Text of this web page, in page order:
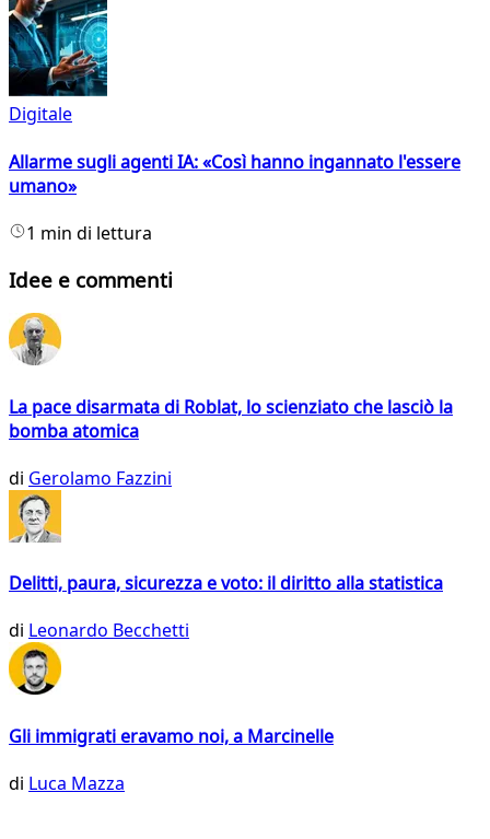
Digitale
Allarme sugli agenti IA: «Così hanno ingannato l'essere
umano»
1 min di lettura
Idee e commenti
La pace disarmata di Roblat, lo scienziato che lasciò la
bomba atomica
di Gerolamo Fazzini
Delitti, paura, sicurezza e voto: il diritto alla statistica
di Leonardo Becchetti
Gli immigrati eravamo noi, a Marcinelle
di Luca Mazza